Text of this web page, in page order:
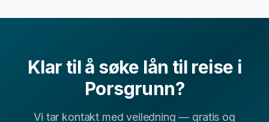
Ofte stilte spørsmål omlån til reisei
Klar til å søke lån til reise i
Porsgrunn?
Vi tar kontakt med veiledning — gratis og